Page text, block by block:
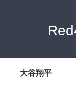
大谷翔平